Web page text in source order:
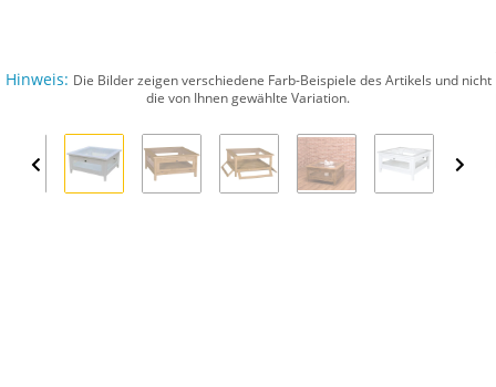
Hinweis: Die Bilder zeigen verschiedene Farb-Beispiele des Artikels und nicht
die von Ihnen gewählte Variation.